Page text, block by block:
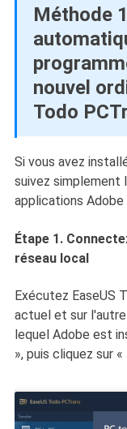
Méthode
nouvel
Todo
Si vous avez
suivez simplement
applications Adobe
Étape 1.
réseau local
Exécutez EaseUS
actuel et sur l'autre
lequel Adobe est
», puis cliquez sur «